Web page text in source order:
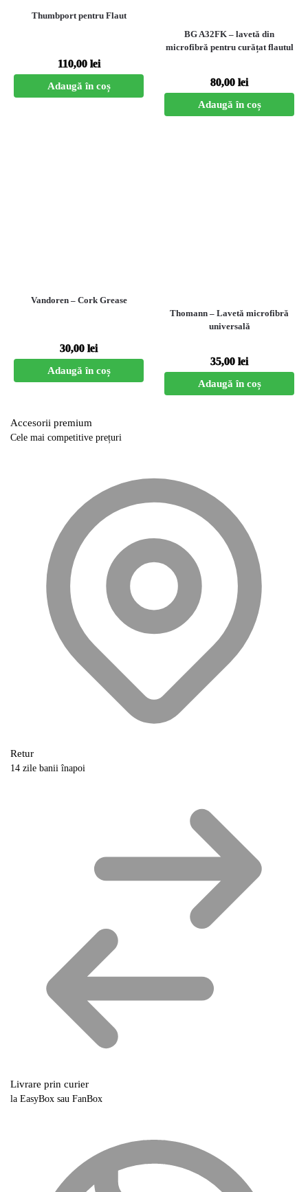
Thumbport pentru Flaut
110,00 lei
Adaugă în coș
BG A32FK – lavetă din
microfibră pentru curățat flautul
80,00 lei
Adaugă în coș
Vandoren – Cork Grease
30,00 lei
Adaugă în coș
Thomann – Lavetă microfibră
universală
35,00 lei
Adaugă în coș
Accesorii premium
Cele mai competitive prețuri
Retur
14 zile banii înapoi
Livrare prin curier
la EasyBox sau FanBox